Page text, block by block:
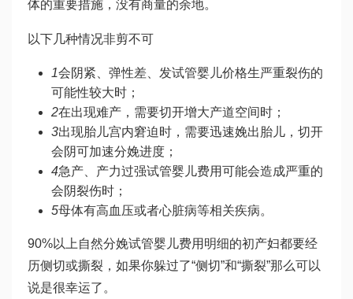
体的重要措施，没有商量的余地。
以下几种情况非剪不可
1会阴紧、弹性差、发试管婴儿价格生严重裂伤的
可能性较大时；
2在出现难产，需要切开增大产道空间时；
3出现胎儿宫内窘迫时，需要迅速娩出胎儿，切开
会阴可加速分娩进度；
4急产、产力过强试管婴儿费用 可能会造成严重的
会阴裂伤时；
5母体有高血压或者心脏病等相关疾病。
90%以上自然分娩试管婴儿费用明细的初产妇都要经
历侧切或撕裂，如果你躲过了“侧切”和“撕裂”那么可以
说是很幸运了。